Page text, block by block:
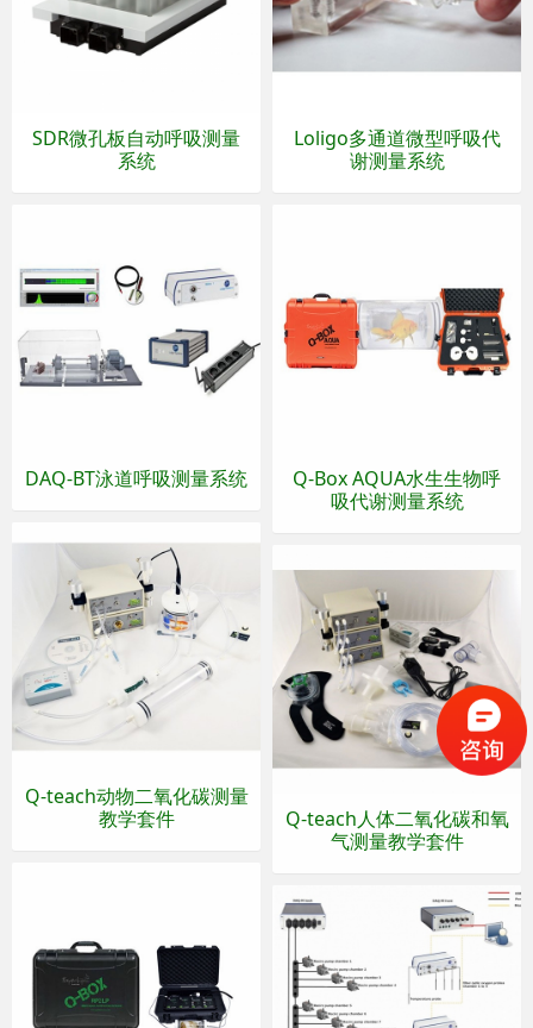
SDR微孔板自动呼吸测量
系统
Loligo多通道微型呼吸代
谢测量系统
DAQ-BT泳道呼吸测量系统
​Q-Box AQUA水生生物呼
吸代谢测量系统
Q-teach动物二氧化碳测量
教学套件
Q-teach人体二氧化碳和氧
气测量教学套件